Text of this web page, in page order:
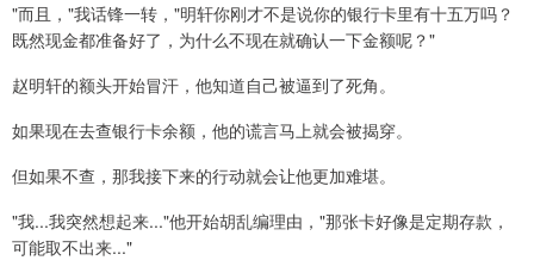
"而且，"我话锋一转，"明轩你刚才不是说你的银行卡里有十五万吗？
既然现金都准备好了，为什么不现在就确认一下金额呢？"
赵明轩的额头开始冒汗，他知道自己被逼到了死角。
如果现在去查银行卡余额，他的谎言马上就会被揭穿。
但如果不查，那我接下来的行动就会让他更加难堪。
"我...我突然想起来..."他开始胡乱编理由，"那张卡好像是定期存款，
可能取不出来..."